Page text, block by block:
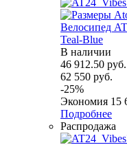
Велосипед
Teal-Blue
В наличии
46 912.50 руб.
62 550 руб.
-25%
Экономия 15
Подробнее
Распродажа